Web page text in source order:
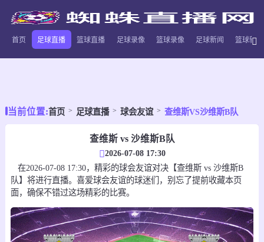
首页 足球直播 篮球直播 足球录像 篮球录像 足球新闻 篮球新闻
当前位置:首页 足球直播 球会友谊 查维斯VS沙维斯B队
查维斯 vs 沙维斯B队
2026-07-08 17:30
在2026-07-08 17:30，精彩的球会友谊对决【查维斯 vs 沙维斯B
队】将进行直播。喜爱球会友谊的球迷们，别忘了提前收藏本页
面，确保不错过这场精彩的比赛。